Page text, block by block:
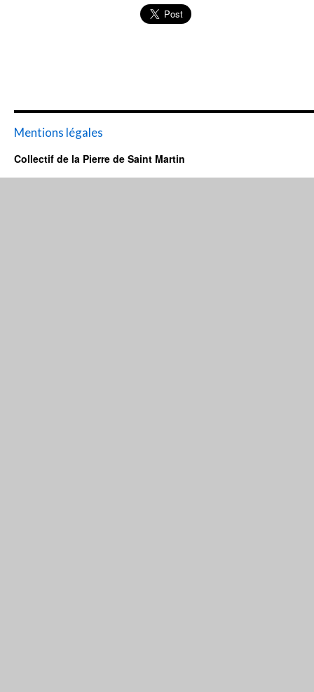
Mentions légales
Collectif de la Pierre de Saint Martin